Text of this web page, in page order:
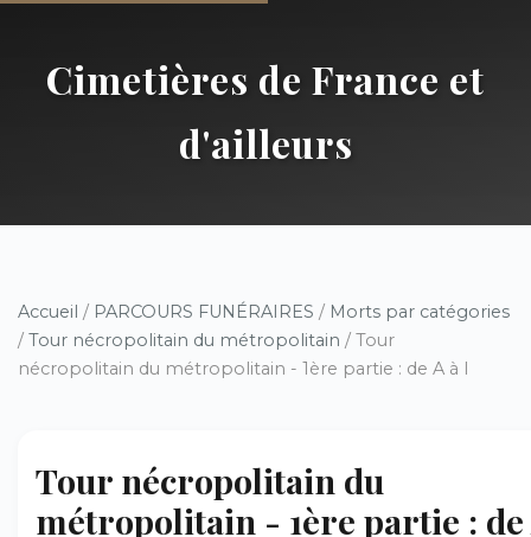
Cimetières de France et
d'ailleurs
Accueil / PARCOURS FUNÉRAIRES / Morts par catégories
/ Tour nécropolitain du métropolitain / Tour
nécropolitain du métropolitain - 1ère partie : de A à I
Tour nécropolitain du
métropolitain - 1ère partie : de